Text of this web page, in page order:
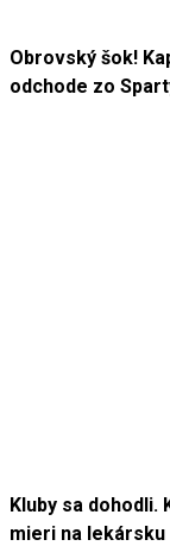
Obrovský šok!
odchode zo
Kluby sa dohodli.
mieri na